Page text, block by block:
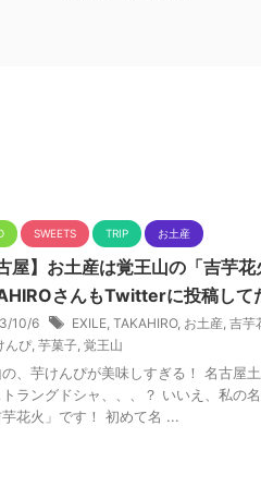
SWEETS TRIP お土産
古屋】お土産は覚王山の「吉芋
さんもTwitterに投稿して
10/6 EXILE TAKAHIRO, お土産 吉芋
んぴ, 芋菓子 覚王山
、芋けんぴが美味しすぎる！ 名古屋
トラングドシャ、、、？ いいえ、私の
花火」です！ 初めて名 ...